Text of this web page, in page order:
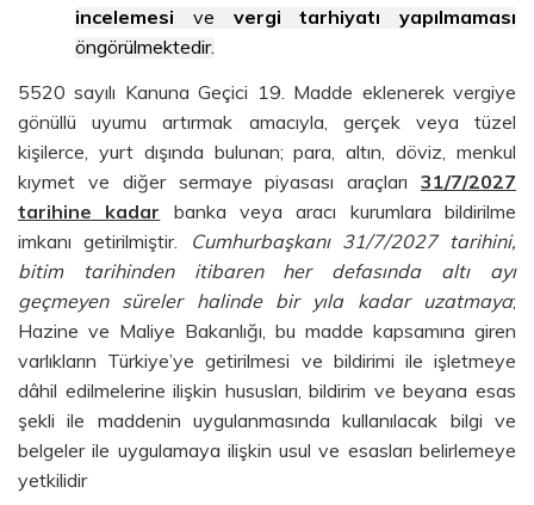
incelemesi ve vergi tarhiyatı yapılmaması
öngörülmektedir.
5520 sayılı Kanuna Geçici 19. Madde eklenerek vergiye
gönüllü uyumu artırmak amacıyla, gerçek veya tüzel
kişilerce, yurt dışında bulunan; para, altın, döviz, menkul
kıymet ve diğer sermaye piyasası araçları 31/7/2027
tarihine kadar banka veya aracı kurumlara bildirilme
imkanı getirilmiştir.
Cumhurbaşkanı 31/7/2027 tarihini,
bitim tarihinden itibaren her defasında altı ayı
geçmeyen süreler halinde bir yıla kadar uzatmaya;
Hazine ve Maliye Bakanlığı, bu madde kapsamına giren
varlıkların Türkiye’ye getirilmesi ve bildirimi ile işletmeye
dâhil edilmelerine ilişkin hususları, bildirim ve beyana esas
şekli ile maddenin uygulanmasında kullanılacak bilgi ve
belgeler ile uygulamaya ilişkin usul ve esasları belirlemeye
yetkilidir